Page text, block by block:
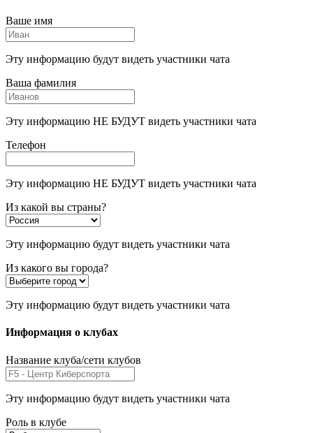
Ваше имя
Эту информацию будут видеть участники чата
Ваша фамилия
Эту информацию НЕ БУДУТ видеть участники чата
Телефон
Эту информацию НЕ БУДУТ видеть участники чата
Из какой вы страны?
Эту информацию будут видеть участники чата
Из какого вы города?
Эту информацию будут видеть участники чата
Информация о клубах
Название клуба/сети клубов
Эту информацию будут видеть участники чата
Роль в клубе